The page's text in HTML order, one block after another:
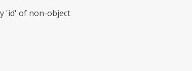
'id' of non-object